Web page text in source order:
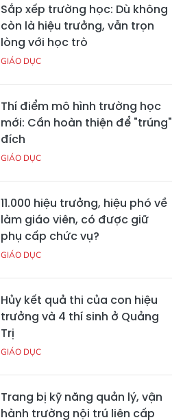
Sắp xếp trường học: Dù không
còn là hiệu trưởng, vẫn trọn
lòng với học trò
GIÁO DỤC
Thí điểm mô hình trường học
mới: Cần hoàn thiện để "trúng"
đích
GIÁO DỤC
11.000 hiệu trưởng, hiệu phó về
làm giáo viên, có được giữ
phụ cấp chức vụ?
GIÁO DỤC
Hủy kết quả thi của con hiệu
trưởng và 4 thí sinh ở Quảng
Trị
GIÁO DỤC
Trang bị kỹ năng quản lý, vận
hành trường nội trú liên cấp